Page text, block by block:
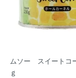
ムソー スイート
ｇ